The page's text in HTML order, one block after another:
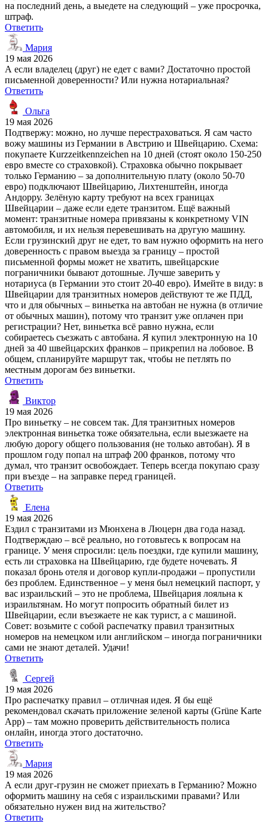
на последний день, а выедете на следующий – уже просрочка,
штраф.
Ответить
Мария
19 мая 2026
А если владелец (друг) не едет с вами? Достаточно простой
письменной доверенности? Или нужна нотариальная?
Ответить
Ольга
19 мая 2026
Подтвержу: можно, но лучше перестраховаться. Я сам часто
вожу машины из Германии в Австрию и Швейцарию. Схема:
покупаете Kurzzeitkennzeichen на 10 дней (стоят около 150-250
евро вместе со страховкой). Страховка обычно покрывает
только Германию – за дополнительную плату (около 50-70
евро) подключают Швейцарию, Лихтенштейн, иногда
Андорру. Зелёную карту требуют на всех границах
Швейцарии – даже если едете транзитом. Ещё важный
момент: транзитные номера привязаны к конкретному VIN
автомобиля, и их нельзя перевешивать на другую машину.
Если грузинский друг не едет, то вам нужно оформить на него
доверенность с правом выезда за границу – простой
письменной формы может не хватить, швейцарские
пограничники бывают дотошные. Лучше заверить у
нотариуса (в Германии это стоит 20-40 евро). Имейте в виду: в
Швейцарии для транзитных номеров действуют те же ПДД,
что и для обычных – виньетка на автобан не нужна (в отличие
от обычных машин), потому что транзит уже оплачен при
регистрации? Нет, виньетка всё равно нужна, если
собираетесь съезжать с автобана. Я купил электронную на 10
дней за 40 швейцарских франков – прикрепил на лобовое. В
общем, спланируйте маршрут так, чтобы не петлять по
местным дорогам без виньетки.
Ответить
Виктор
19 мая 2026
Про виньетку – не совсем так. Для транзитных номеров
электронная виньетка тоже обязательна, если выезжаете на
любую дорогу общего пользования (не только автобан). Я в
прошлом году попал на штраф 200 франков, потому что
думал, что транзит освобождает. Теперь всегда покупаю сразу
при въезде – на заправке перед границей.
Ответить
Елена
19 мая 2026
Ездил с транзитами из Мюнхена в Люцерн два года назад.
Подтверждаю – всё реально, но готовьтесь к вопросам на
границе. У меня спросили: цель поездки, где купили машину,
есть ли страховка на Швейцарию, где будете ночевать. Я
показал бронь отеля и договор купли-продажи – пропустили
без проблем. Единственное – у меня был немецкий паспорт, у
вас израильский – это не проблема, Швейцария лояльна к
израильтянам. Но могут попросить обратный билет из
Швейцарии, если въезжаете не как турист, а с машиной.
Совет: возьмите с собой распечатку правил транзитных
номеров на немецком или английском – иногда пограничники
сами не знают деталей. Удачи!
Ответить
Сергей
19 мая 2026
Про распечатку правил – отличная идея. Я бы ещё
рекомендовал скачать приложение зеленой карты (Grüne Karte
App) – там можно проверить действительность полиса
онлайн, иногда этого достаточно.
Ответить
Мария
19 мая 2026
А если друг-грузин не сможет приехать в Германию? Можно
оформить машину на себя с израильскими правами? Или
обязательно нужен вид на жительство?
Ответить